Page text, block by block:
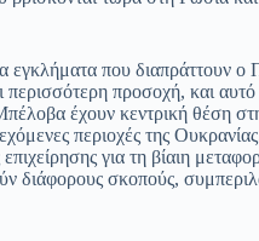
που διαπράττουν ο
περισσότερη προσοχή, και
έχουν κεντρική θέση
περιοχές της
για τη βίαιη
διάφορους σκοπούς,